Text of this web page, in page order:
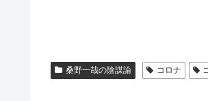
桑野一哉の陰謀論 コロナ